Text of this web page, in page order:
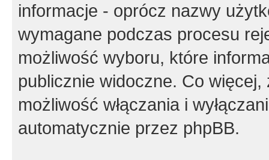
informacje - oprócz nazwy
wymagane podczas procesu
możliwość wyboru, które
publicznie widoczne. Co
możliwość włączania i
automatycznie przez phpBB.